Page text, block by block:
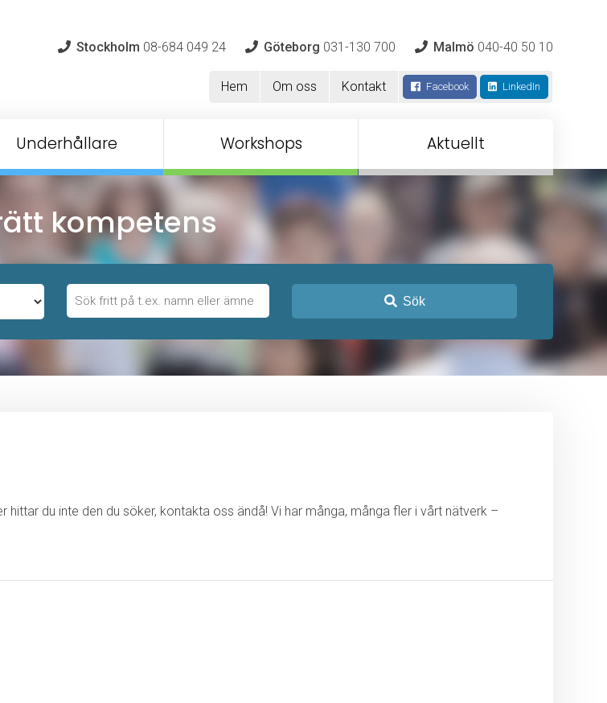
Stockholm 08-684 049 24 Göteborg 031-130 700 Malmö 040-40 50 10
Hem Om oss Kontakt Facebook LinkedIn
Underhållare Workshops Aktuellt
kompetens
Sök
hittar du inte den du söker, kontakta oss ändå! Vi har många, många fler i vårt nätverk –